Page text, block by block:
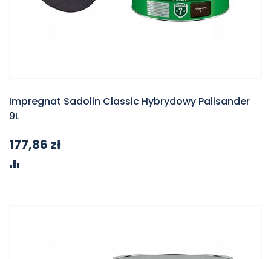
Impregnat Sadolin Classic Hybrydowy Palisander
9L
177,86 zł